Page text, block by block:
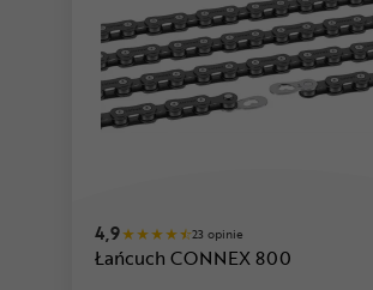
4,9 23 opinie
Łańcuch CONNEX 800